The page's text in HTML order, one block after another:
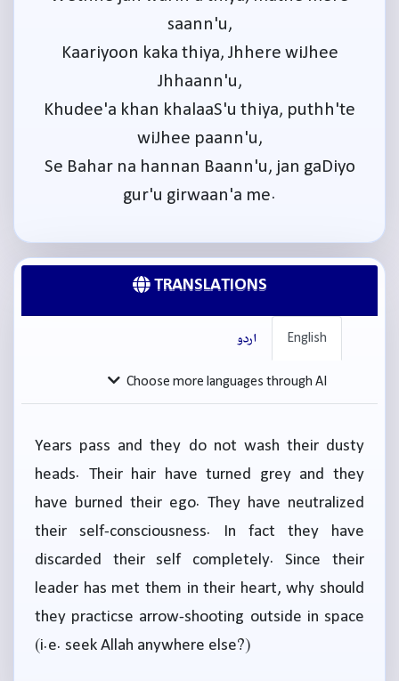
saann'u,
Kaariyoon kaka thiya, Jhhere wiJhee
Jhhaann'u,
Khudee'a khan khalaaS'u thiya, puthh'te
wiJhee paann'u,
Se Bahar na hannan Baann'u, jan gaDiyo
gur'u girwaan'a me.
TRANSLATIONS
English اردو
Choose more languages through AI
Years pass and they do not wash their dusty
heads. Their hair have turned grey and they
have burned their ego. They have neutralized
their self-consciousness. In fact they have
discarded their self completely. Since their
leader has met them in their heart, why should
they practicse arrow-shooting outside in space
(i.e. seek Allah anywhere else?)